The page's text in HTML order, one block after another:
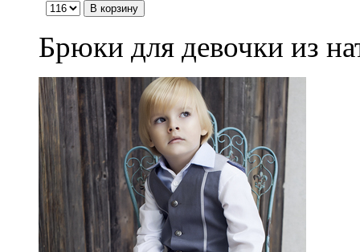
Брюки для девочки из